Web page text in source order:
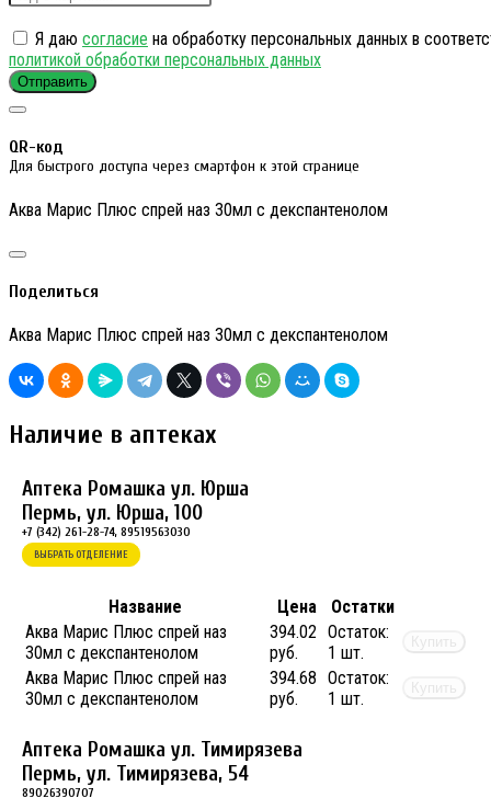
Я даю согласие на обработку персональных данных в
политикой обработки персональных данных
Отправить
QR-код
Для быстрого доступа через смартфон к этой странице
Аква Марис Плюс спрей наз 30мл с декспантенолом
Поделиться
Аква Марис Плюс спрей наз 30мл с декспантенолом
Наличие в аптеках
Аптека Ромашка ул. Юрша
Пермь, ул. Юрша, 100
+7 (342) 261-28-74, 89519563030
ВЫБРАТЬ ОТДЕЛЕНИЕ
Название Цена
Остатки
Аква Марис Плюс спрей наз
30мл с декспантенолом
394.02
руб.
Остаток:
1 шт.
Купить
Аква Марис Плюс спрей наз
30мл с декспантенолом
394.68
руб.
Остаток:
1 шт.
Купить
Аптека Ромашка ул. Тимирязева
Пермь, ул. Тимирязева, 54
89026390707